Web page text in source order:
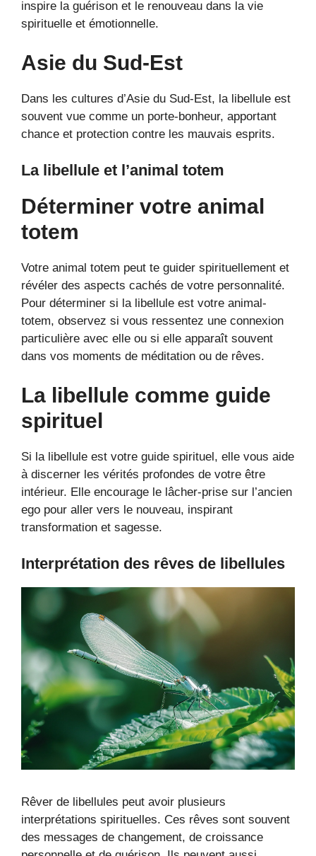
inspire la guérison et le renouveau dans la vie
spirituelle et émotionnelle.
Asie du Sud-Est
Dans les cultures d’Asie du Sud-Est, la libellule est
souvent vue comme un porte-bonheur, apportant
chance et protection contre les mauvais esprits.
La libellule et l’animal totem
Déterminer votre animal
totem
Votre animal totem peut te guider spirituellement et
révéler des aspects cachés de votre personnalité.
Pour déterminer si la libellule est votre animal-
totem, observez si vous ressentez une connexion
particulière avec elle ou si elle apparaît souvent
dans vos moments de méditation ou de rêves.
La libellule comme guide
spirituel
Si la libellule est votre guide spirituel, elle vous aide
à discerner les vérités profondes de votre être
intérieur. Elle encourage le lâcher-prise sur l’ancien
ego pour aller vers le nouveau, inspirant
transformation et sagesse.
Interprétation des rêves de libellules
Rêver de libellules peut avoir plusieurs
interprétations spirituelles. Ces rêves sont souvent
des messages de changement, de croissance